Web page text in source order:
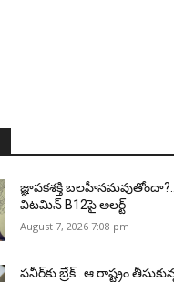
జ్ఞాపకశక్తి బలహీనమవుతోందా?..
విటమిన్ B12పై అలర్ట్
August 7, 2026 7:08 pm
పనీర్‌కు బ్రేక్.. ఆ రాష్ట్రం